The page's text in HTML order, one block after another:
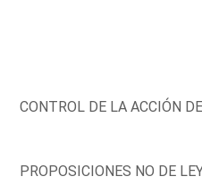
CONTROL DE LA ACCIÓN
PROPOSICIONES NO DE